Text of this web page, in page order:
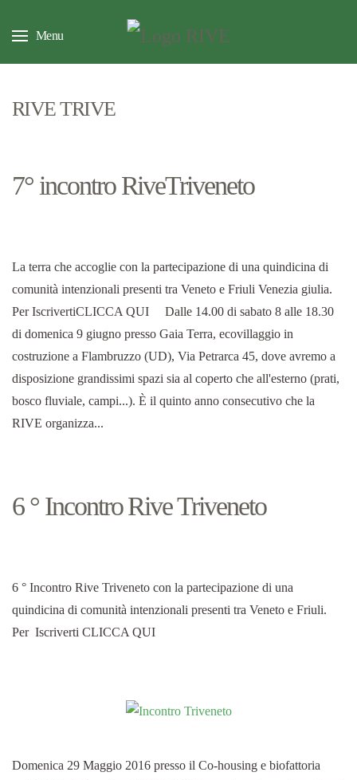
Menu
RIVE TRIVE
7° incontro RiveTriveneto
La terra che accoglie con la partecipazione di una quindicina di
comunità intenzionali presenti tra Veneto e Friuli Venezia giulia.
Per IscrivertiCLICCA QUI Dalle 14.00 di sabato 8 alle 18.30
di domenica 9 giugno presso Gaia Terra, ecovillaggio in
costruzione a Flambruzzo (UD), Via Petrarca 45, dove avremo a
disposizione grandissimi spazi sia al coperto che all'esterno (prati,
bosco fluviale, campi...). È il quinto anno consecutivo che la
RIVE organizza...
6 ° Incontro Rive Triveneto
6 ° Incontro Rive Triveneto con la partecipazione di una
quindicina di comunità intenzionali presenti tra Veneto e Friuli.
Per Iscriverti CLICCA QUI
Domenica 29 Maggio 2016 presso il Co-housing e biofattoria